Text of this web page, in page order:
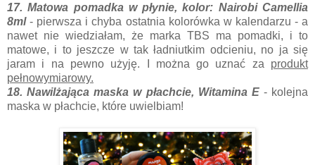
17. Matowa pomadka w płynie, kolor: Nairobi Camellia
8ml- pierwsza i chyba ostatnia kolorówka w kalendarzu - a
nawet nie wiedziałam, że marka TBS ma pomadki, i to
matowe, i to jeszcze w tak ładniutkim odcieniu, no ja się
jaram i na pewno użyję. I można go uznać za produkt
pełnowymiarowy.
18. Nawilżająca maska w płachcie, Witamina E- kolejna
maska w płachcie, które uwielbiam!